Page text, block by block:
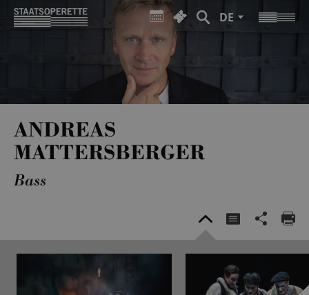
DE
ANDREAS
MATTERSBERGER
Bass